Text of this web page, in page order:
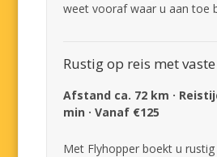
weet vooraf waar u aan toe
Rustig op reis met
Afstand ca. 72 km ·
min · Vanaf €125
Met Flyhopper boekt u rustig